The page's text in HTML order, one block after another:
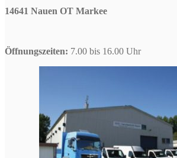
14641 Nauen OT Markee
Öffnungszeiten: 7.00 bis 16.00 Uhr